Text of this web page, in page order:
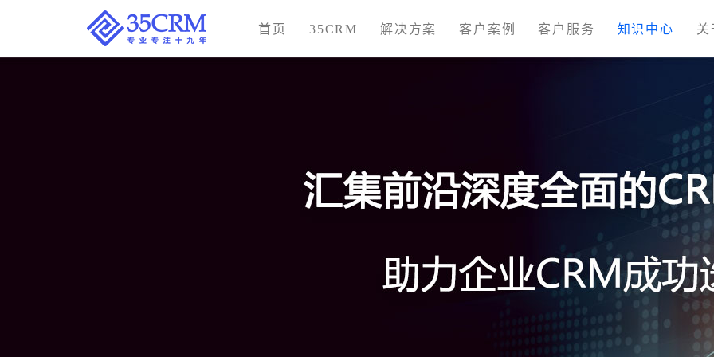
首页 35CRM 解决方案 客户案例 客户服务 知识中心 关